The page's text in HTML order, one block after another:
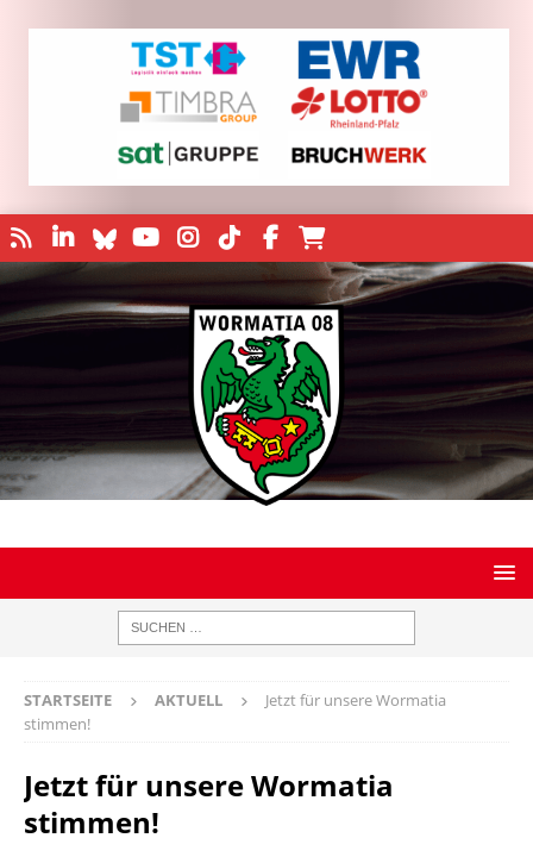
STARTSEITE AKTUELL
Jetzt für unsere Wormatia
stimmen!
Jetzt für unsere Wormatia
stimmen!